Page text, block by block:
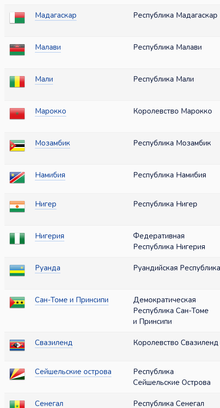
Мадагаскар Республика Мадагаскар
Малави Республика Малави
Мали Республика Мали
Марокко Королевство Марокко
Мозамбик Республика Мозамбик
Намибия Республика Намибия
Нигер Республика Нигер
Нигерия
Федеративная
Республика Нигерия
Руанда Руандийская Республика
Сан-Томе и Принсипи
Демократическая
Республика Сан-Томе
и Принсипи
Свазиленд Королевство Свазиленд
Сейшельские острова
Республика
Сейшельские Острова
Сенегал Республика Сенегал